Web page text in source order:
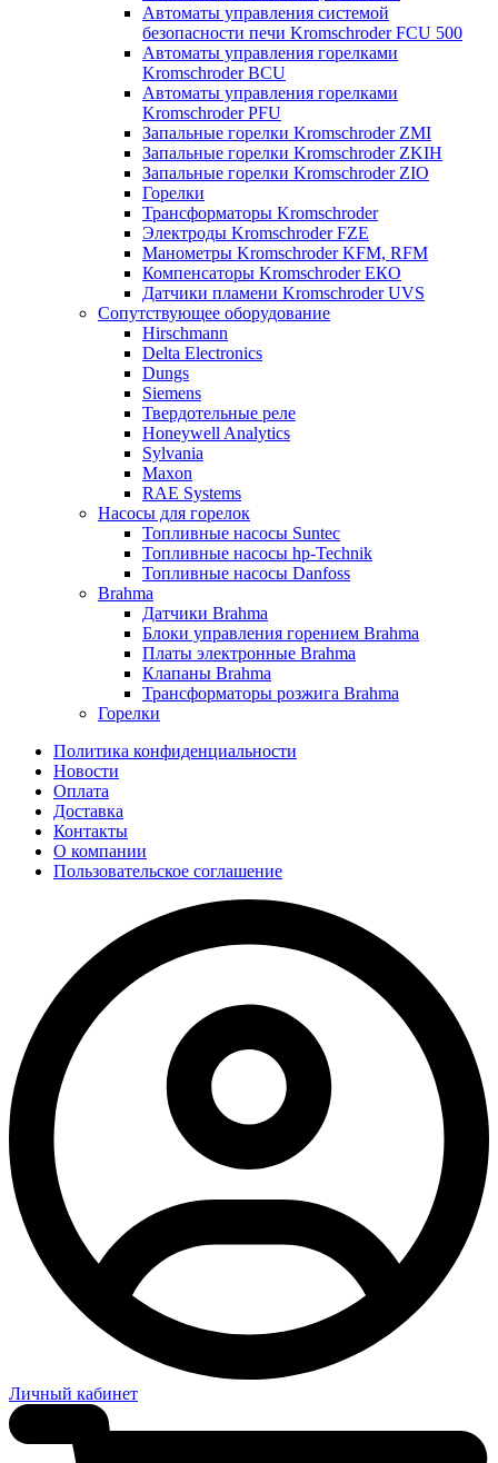
Автоматы управления системой
безопасности печи Kromschroder FCU 500
Автоматы управления горелками
Kromschroder BCU
Автоматы управления горелками
Kromschroder PFU
Запальные горелки Kromschroder ZМI
Запальные горелки Kromschroder ZKIH
Запальные горелки Kromschroder ZIO
Горелки
Трансформаторы Kromschroder
Электроды Kromschroder FZE
Манометры Kromschroder KFM, RFM
Компенсаторы Kromschroder ЕКО
Датчики пламени Kromschroder UVS
Сопутствующее оборудование
Hirschmann
Delta Electronics
Dungs
Siemens
Твердотельные реле
Honeywell Analytics
Sylvania
Maxon
RAE Systems
Насосы для горелок
Топливные насосы Suntec
Топливные насосы hp-Technik
Топливные насосы Danfoss
Brahma
Датчики Brahma
Блоки управления горением Brahma
Платы электронные Brahma
Клапаны Brahma
Трансформаторы розжига Brahma
Горелки
Политика конфиденциальности
Новости
Оплата
Доставка
Контакты
О компании
Пользовательское соглашение
Личный кабинет